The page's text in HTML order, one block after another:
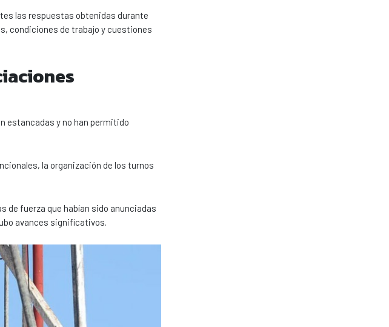
las respuestas obtenidas durante
condiciones de trabajo y cuestiones
estancadas y no han permitido
la organización de los turnos
de fuerza que habían sido anunciadas
avances significativos.